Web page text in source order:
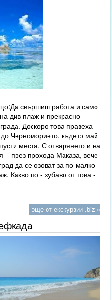
свършиш работа и само
див плаж и прекрасно
Доскоро това правеха
Черноморието, където май
места. С отварянето и на
– през прохода Маказа, вече
да се озоват за по-малко
Какво по - хубаво от това -
още от екскурзии .biz »